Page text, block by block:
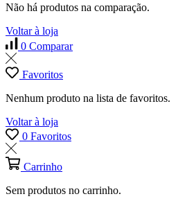
Não há produtos na comparação.
Voltar à loja
0 Comparar
Favoritos
Nenhum produto na lista de favoritos.
Voltar à loja
0 Favoritos
Carrinho
Sem produtos no carrinho.